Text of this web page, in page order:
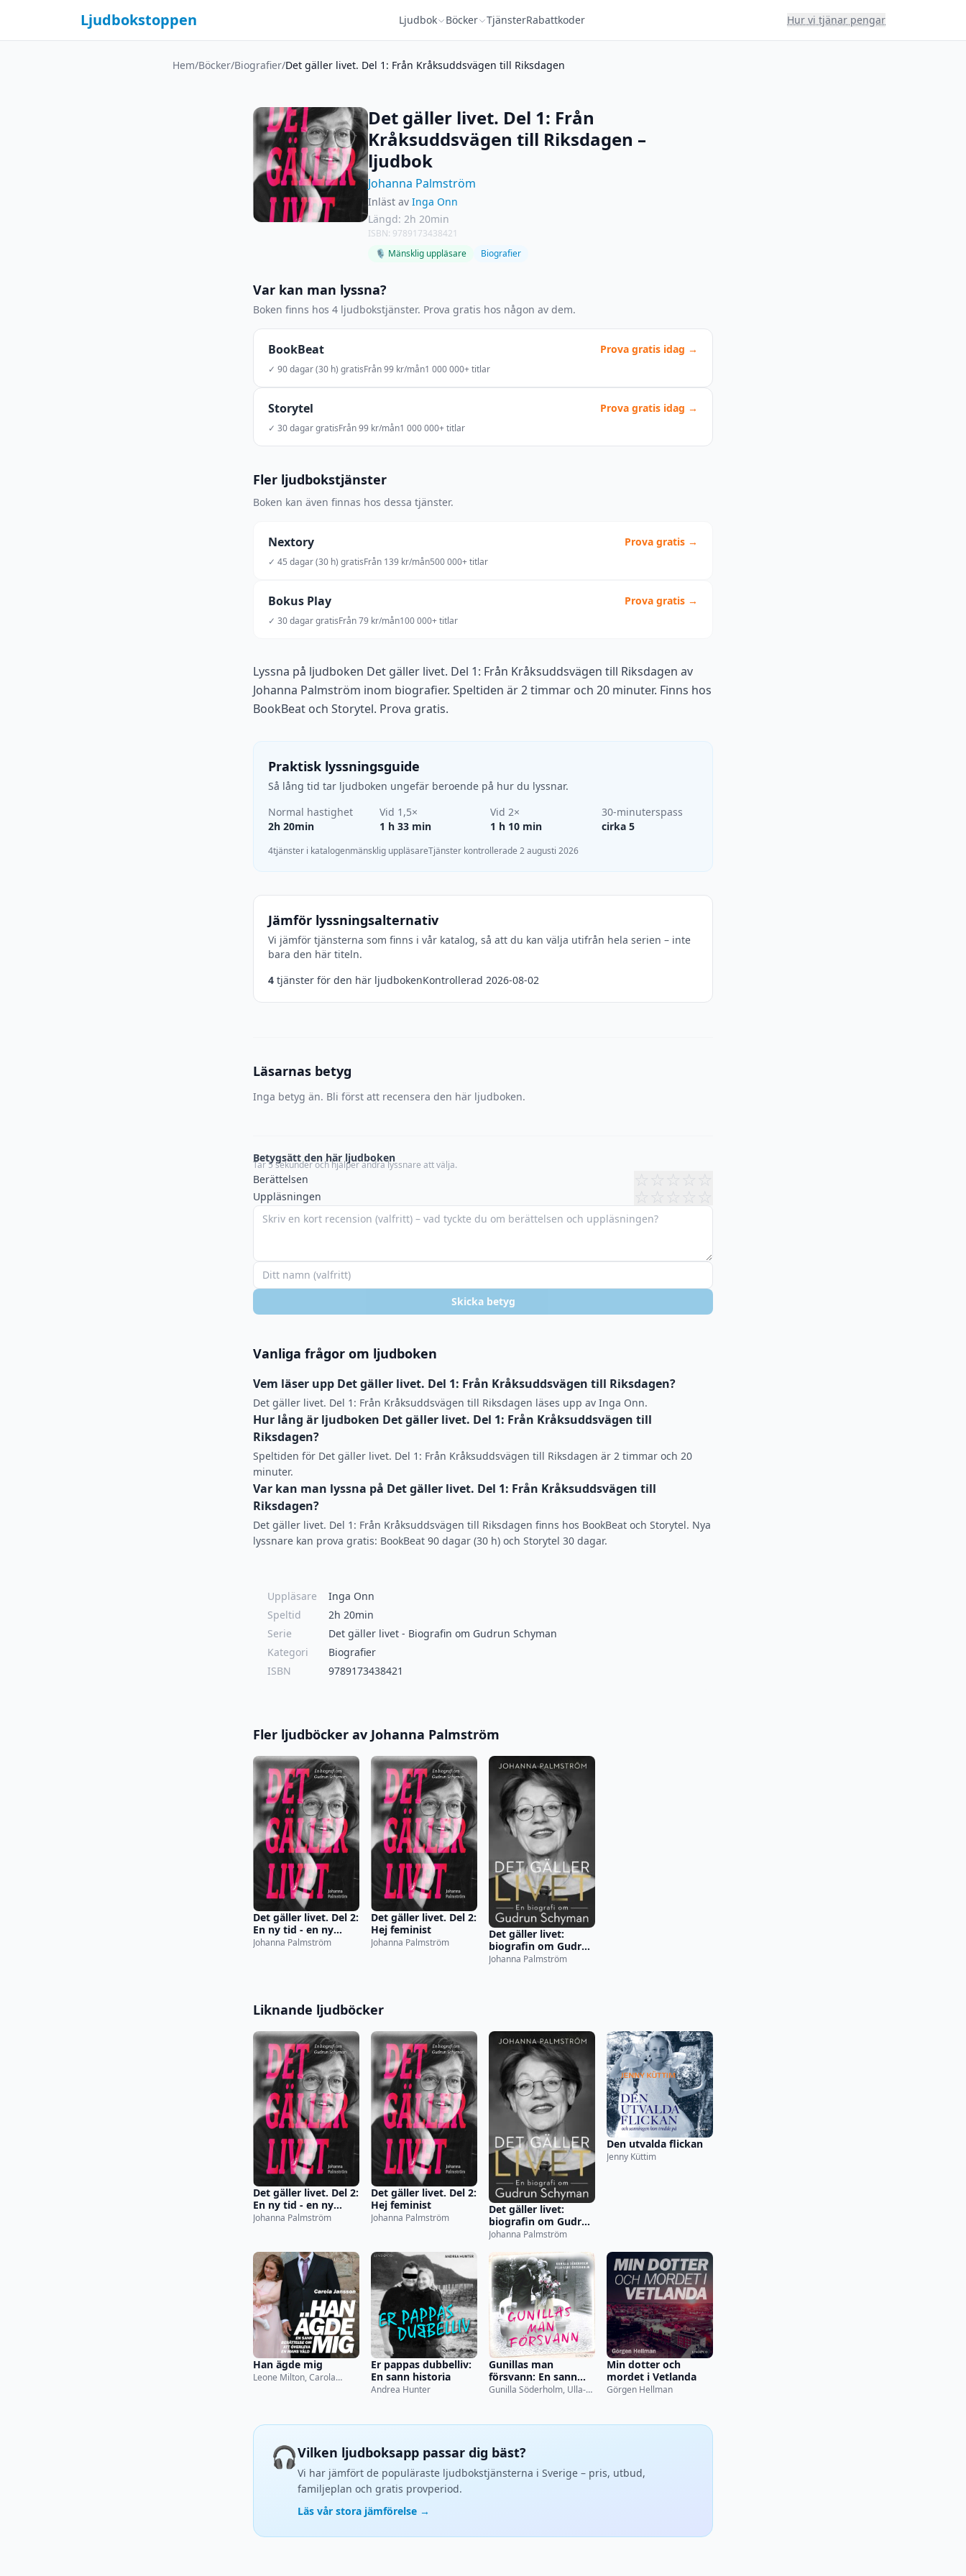
Ljudbokstoppen Ljudbok Böcker TjänsterRabattkoder Hur vi tjänar pengar
Hem/Böcker/Biografier/Det gäller livet. Del 1: Från Kråksuddsvägen till Riksdagen
Det gäller livet. Del 1: Från
Kråksuddsvägen till Riksdagen –
ljudbok
Johanna Palmström
Inläst av Inga Onn
Längd: 2h 20min
ISBN: 9789173438421
🎙 Mänsklig uppläsare
Biografier
Var kan man lyssna?
Boken finns hos 4 ljudbokstjänster. Prova gratis hos någon av dem.
BookBeat Prova gratis idag →
✓ 90 dagar (30 h) gratisFrån 99 kr/mån1 000 000+ titlar
Storytel Prova gratis idag →
✓ 30 dagar gratisFrån 99 kr/mån1 000 000+ titlar
Fler ljudbokstjänster
Boken kan även finnas hos dessa tjänster.
Nextory Prova gratis →
✓ 45 dagar (30 h) gratisFrån 139 kr/mån500 000+ titlar
Bokus Play Prova gratis →
✓ 30 dagar gratisFrån 79 kr/mån100 000+ titlar
Lyssna på ljudboken Det gäller livet. Del 1: Från Kråksuddsvägen till Riksdagen av
Johanna Palmström inom biografier. Speltiden är 2 timmar och 20 minuter. Finns hos
BookBeat och Storytel. Prova gratis.
Praktisk lyssningsguide
Så lång tid tar ljudboken ungefär beroende på hur du lyssnar.
Normal hastighet
2h 20min
Vid 1,5×
1 h 33 min
Vid 2×
1 h 10 min
30-minuterspass
cirka 5
4tjänster i katalogenmänsklig uppläsareTjänster kontrollerade 2 augusti 2026
Jämför lyssningsalternativ
Vi jämför tjänsterna som finns i vår katalog, så att du kan välja utifrån hela serien – inte
bara den här titeln.
4 tjänster för den här ljudbokenKontrollerad 2026-08-02
Läsarnas betyg
Inga betyg än. Bli först att recensera den här ljudboken.
Betygsätt den här ljudboken
Tar 5 sekunder och hjälper andra lyssnare att välja.
Berättelsen ☆☆☆☆☆
Uppläsningen ☆ ☆ ☆ ☆ ☆
Skicka betyg
Vanliga frågor om ljudboken
Vem läser upp Det gäller livet. Del 1: Från Kråksuddsvägen till Riksdagen?
Det gäller livet. Del 1: Från Kråksuddsvägen till Riksdagen läses upp av Inga Onn.
Hur lång är ljudboken Det gäller livet. Del 1: Från Kråksuddsvägen till
Riksdagen?
Speltiden för Det gäller livet. Del 1: Från Kråksuddsvägen till Riksdagen är 2 timmar och 20
minuter.
Var kan man lyssna på Det gäller livet. Del 1: Från Kråksuddsvägen till
Riksdagen?
Det gäller livet. Del 1: Från Kråksuddsvägen till Riksdagen finns hos BookBeat och Storytel. Nya
lyssnare kan prova gratis: BookBeat 90 dagar (30 h) och Storytel 30 dagar.
Uppläsare
Inga Onn
Speltid
2h 20min
Serie
Det gäller livet - Biografin om Gudrun Schyman
Kategori
Biografier
ISBN
9789173438421
Fler ljudböcker av Johanna Palmström
Det gäller livet. Del 2:
En ny tid - en ny
vänster
Johanna Palmström
Det gäller livet. Del 2:
Hej feminist
Johanna Palmström
Det gäller livet:
biografin om Gudrun
Schyman
Johanna Palmström
Liknande ljudböcker
Det gäller livet. Del 2:
En ny tid - en ny
vänster
Johanna Palmström
Det gäller livet. Del 2:
Hej feminist
Johanna Palmström
Det gäller livet:
biografin om Gudrun
Schyman
Johanna Palmström
Den utvalda flickan
Jenny Küttim
Han ägde mig
Leone Milton, Carola
Er pappas dubbelliv:
En sann historia
Andrea Hunter
Gunillas man
försvann: En sann
historia
Gunilla Söderholm, Ulla-
Min dotter och
mordet i Vetlanda
Görgen Hellman
🎧Vilken ljudboksapp passar dig bäst?
Vi har jämfört de populäraste ljudbokstjänsterna i Sverige – pris, utbud,
familjeplan och gratis provperiod.
Läs vår stora jämförelse →